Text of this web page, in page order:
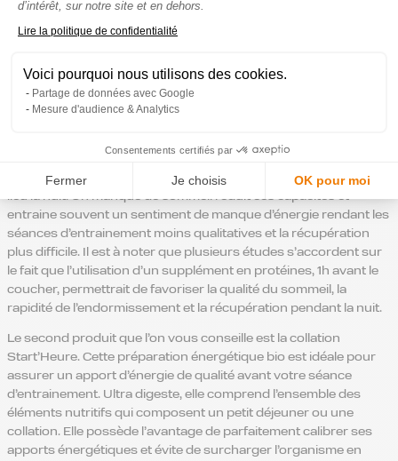
d’intérêt, sur notre site et en dehors.
Lire la politique de confidentialité
Voici pourquoi nous utilisons des cookies.
Partage de données avec Google
Mesure d'audience & Analytics
Consentements certifiés par
Fermer Je choisis OK pour moi
Axeptio consent
meilleur profil de la protéine ainsi qu’un produit délactosé. Ce
terme est important puisqu’il garantit et favorise le confort
d’entretien du capital musculaire. En effet, une grande majorité
de la récupération physique et de la régénération musculaire a
entraine souvent un sentiment de manque d’énergie rendant les
séances d’entrainement moins qualitatives et la récupération
plus difficile. Il est à noter que plusieurs études s’accordent sur
le fait que l’utilisation d’un supplément en protéines, 1h avant le
coucher, permettrait de favoriser la qualité du sommeil, la
rapidité de l’endormissement et la récupération pendant la nuit.
Le second produit que l’on vous conseille est la collation
Start’Heure. Cette préparation énergétique bio est idéale pour
assurer un apport d’énergie de qualité avant votre séance
d’entrainement. Ultra digeste, elle comprend l’ensemble des
éléments nutritifs qui composent un petit déjeuner ou une
collation. Elle possède l’avantage de parfaitement calibrer ses
apports énergétiques et évite de surcharger l’organisme en